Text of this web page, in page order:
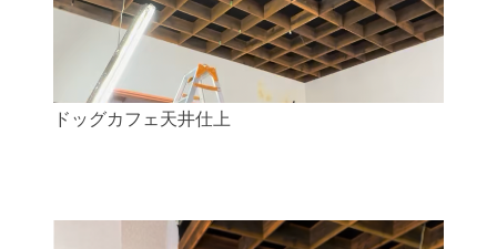
ドッグカフェ天井仕上